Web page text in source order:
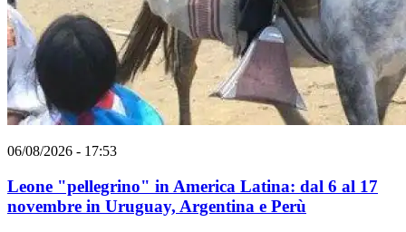
06/08/2026 - 17:53
Leone "pellegrino" in America Latina: dal 6 al 17
novembre in Uruguay, Argentina e Perù